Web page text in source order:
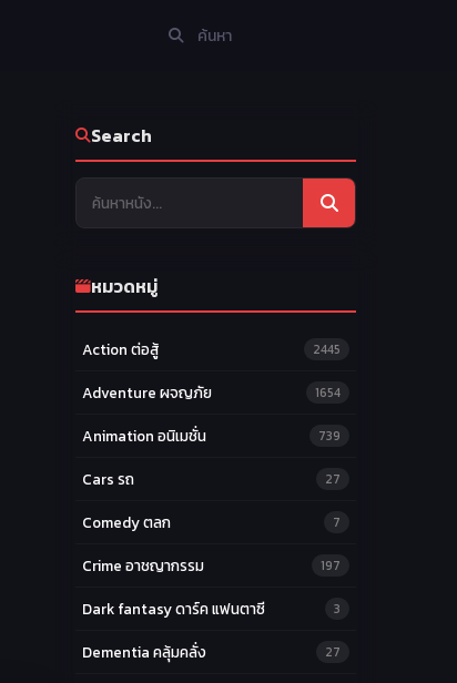
Search
หมวดหมู่
Action ต่อสู้ 2445
Adventure ผจญภัย 1654
Animation อนิเมชั่น 739
Cars รถ 27
Comedy ตลก 7
Crime อาชญากรรม 197
Dark fantasy ดาร์ค แฟนตาซี 3
Dementia คลุ้มคลั่ง 27